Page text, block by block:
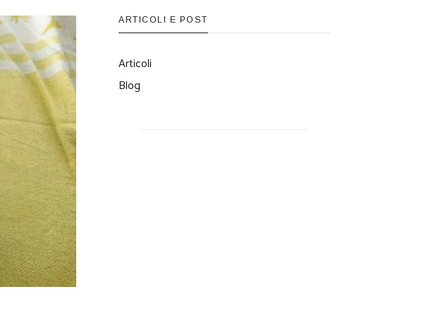
ARTICOLI E POST
Articoli
Blog